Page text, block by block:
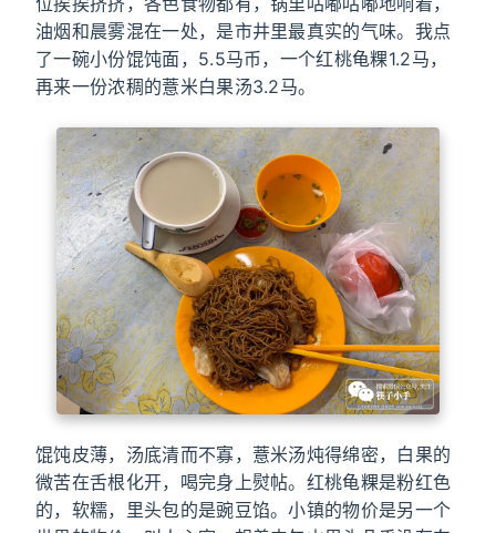
油烟和晨雾混在一处，是市井里最真实的气味。我点
了一碗小份馄饨面，5.5马币，一个红桃龟粿1.2马，
再来一份浓稠的薏米白果汤3.2马。
馄饨皮薄，汤底清而不寡，薏米汤炖得绵密，白果的
微苦在舌根化开，喝完身上熨帖。红桃龟粿是粉红色
的，软糯，里头包的是豌豆馅。小镇的物价是另一个